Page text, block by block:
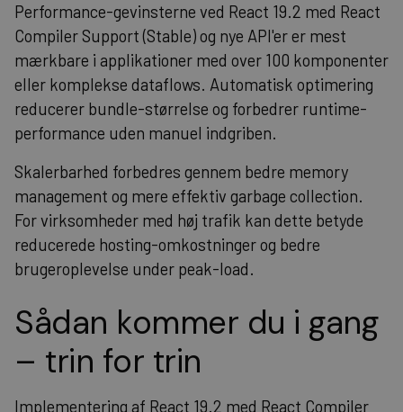
Performance-gevinsterne ved React 19.2 med React
Compiler Support (Stable) og nye API'er er mest
mærkbare i applikationer med over 100 komponenter
eller komplekse dataflows. Automatisk optimering
reducerer bundle-størrelse og forbedrer runtime-
performance uden manuel indgriben.
Skalerbarhed forbedres gennem bedre memory
management og mere effektiv garbage collection.
For virksomheder med høj trafik kan dette betyde
reducerede hosting-omkostninger og bedre
brugeroplevelse under peak-load.
Sådan kommer du i gang
– trin for trin
Implementering af React 19.2 med React Compiler